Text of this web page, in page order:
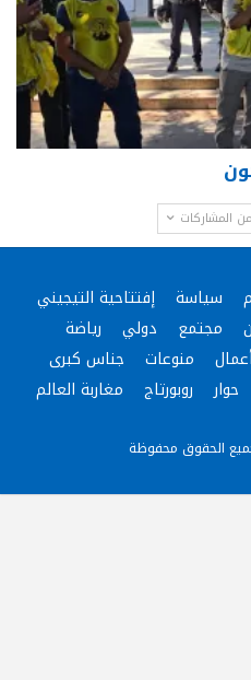
المشاركات
سياسة
إفتتاحية التيجيني
مجتمع دولي
رياضة
منوعات
جناس كبرى
حوار روبورتاج مغاربة العالم